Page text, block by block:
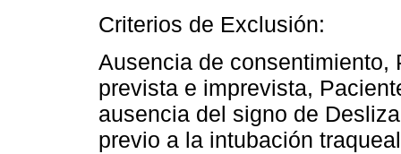
Criterios de Exclusión:
Ausencia de
prevista e imprevista,
ausencia del signo de
previo a la intubación traqueal